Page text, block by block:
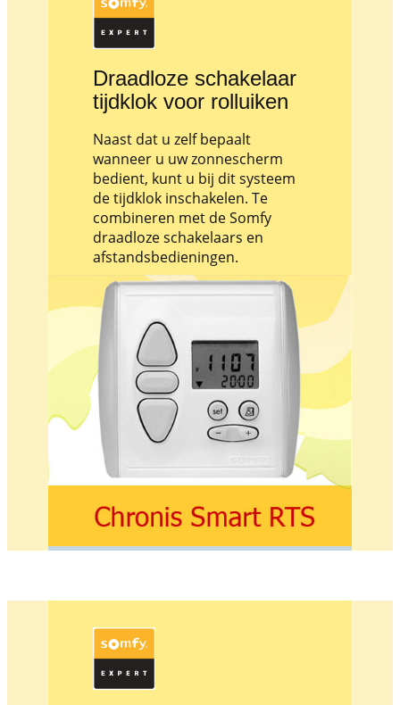
Draadloze schakelaar
tijdklok voor rolluiken
Naast dat u zelf bepaalt
wanneer u uw zonnescherm
bedient, kunt u bij dit systeem
de tijdklok inschakelen. Te
combineren met de Somfy
draadloze schakelaars en
afstandsbedieningen.